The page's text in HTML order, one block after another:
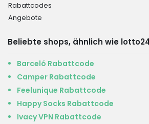
Rabattcodes
Angebote
Beliebte shops, ähnlich wie
Barceló Rabattcode
Camper Rabattcode
Feelunique Rabattcode
Happy Socks Rabattcode
Ivacy VPN Rabattcode